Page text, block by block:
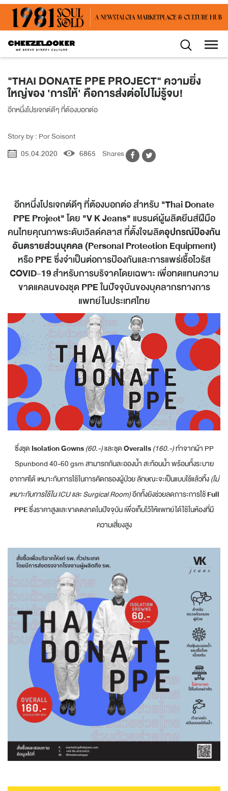
"THAI DONATE PPE PROJECT" ความยิ่ง
ใหญ่ของ 'การให้' คือการส่งต่อไปไม่รู้จบ!
อีกหนึ่งโปรเจกต์ดีๆ ที่ต้องบอกต่อ
Story by : Por Soisont
05.04.2020
6865 Shares
อีกหนึ่งโปรเจกต์ดีๆ ที่ต้องบอกต่อ สำหรับ "Thai Donate
PPE Project"โดย "V K Jeans" แบรนด์ผู้ผลิตยีนส์ฝีมือ
คนไทยคุณภาพระดับเวิลด์คลาส ที่ตั้งใจผลิตอุปกรณ์ป้องกัน
อันตรายส่วนบุคคล (Personal Protection Equipment)
หรือPPEซึ่งจำเป็นต่อการป้องกันและการแพร่เชื้อไวรัส
COVID-19สำหรับการบริจาคโดยเฉพาะ เพื่อทดแทนความ
ขาดแคลนของชุด PPEในปัจจุบันของบุคลากรทางการ
แพทย์ในประเทศไทย
ซึ่งชุด Isolation Gowns(60.-)และชุดOveralls(160.-)ทำจากผ้า PP
Spunbond 40-60 gsm สามารถกันละอองน้ำ สะท้อนน้ำ พร้อมทั้งระบาย
อากาศได้ เหมาะกับการใช้ในการคัดกรองผู้ป่วย ลักษณะจะเป็นแบบใช้แล้วทิ้ง(ไม่
เหมาะกับการใช้ใน ICU และ Surgical Room)อีกทั้งยังช่วยลดภาระการใช้Full
PPEซึ่งราคาสูงและขาดตลาดในปัจจุบัน เพื่อเก็บไว้ให้แพทย์ได้ใช้ในห้องที่มี
ความเสี่ยงสูง